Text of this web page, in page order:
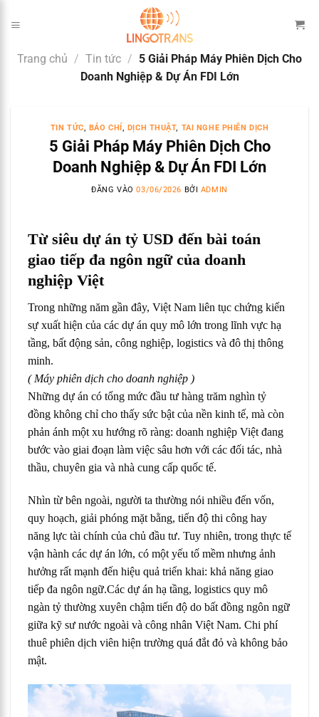
qua
dungTrang chủ / Tin tức / 5 Giải Pháp Máy Phiên Dịch Cho
Doanh Nghiệp & Dự Án FDI Lớn
TIN TỨC, BÁO CHÍ, DỊCH THUẬT, TAI NGHE PHIÊN DỊCH
5 Giải Pháp Máy Phiên Dịch Cho
Doanh Nghiệp & Dự Án FDI Lớn
ĐĂNG VÀO03/06/2026 BỞI ADMIN
Từ siêu dự án tỷ USD đến bài toán
giao tiếp đa ngôn ngữ của doanh
nghiệp Việt
Trong những năm gần đây, Việt Nam liên tục chứng kiến
sự xuất hiện của các dự án quy mô lớn trong lĩnh vực hạ
tầng, bất động sản, công nghiệp, logistics và đô thị thông
minh.
( Máy phiên dịch cho doanh nghiệp )
Những dự án có tổng mức đầu tư hàng trăm nghìn tỷ
đồng không chỉ cho thấy sức bật của nền kinh tế, mà còn
phản ánh một xu hướng rõ ràng: doanh nghiệp Việt đang
bước vào giai đoạn làm việc sâu hơn với các đối tác, nhà
thầu, chuyên gia và nhà cung cấp quốc tế.
Nhìn từ bên ngoài, người ta thường nói nhiều đến vốn,
quy hoạch, giải phóng mặt bằng, tiến độ thi công hay
năng lực tài chính của chủ đầu tư. Tuy nhiên, trong thực tế
vận hành các dự án lớn, có một yếu tố mềm nhưng ảnh
hưởng rất mạnh đến hiệu quả triển khai: khả năng giao
tiếp đa ngôn ngữ.Các dự án hạ tầng, logistics quy mô
ngàn tỷ thường xuyên chậm tiến độ do bất đồng ngôn ngữ
giữa kỹ sư nước ngoài và công nhân Việt Nam. Chi phí
thuê phiên dịch viên hiện trường quá đắt đỏ và không bảo
mật.